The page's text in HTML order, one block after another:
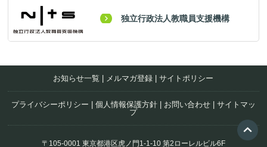
独立行政法人教職員支援機構
お知らせ一覧 メルマガ登録 |サイトポリシー
プライバシーポリシー 個人情報保護方針| お問い合わせ| サイトマッ
プ
〒105-0001 東京都港区虎ノ門1-1-10 第2ローレルビル6F